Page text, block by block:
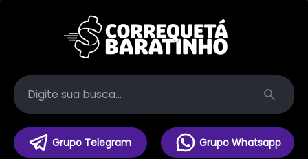
Search
Grupo Telegram Grupo Whatsapp